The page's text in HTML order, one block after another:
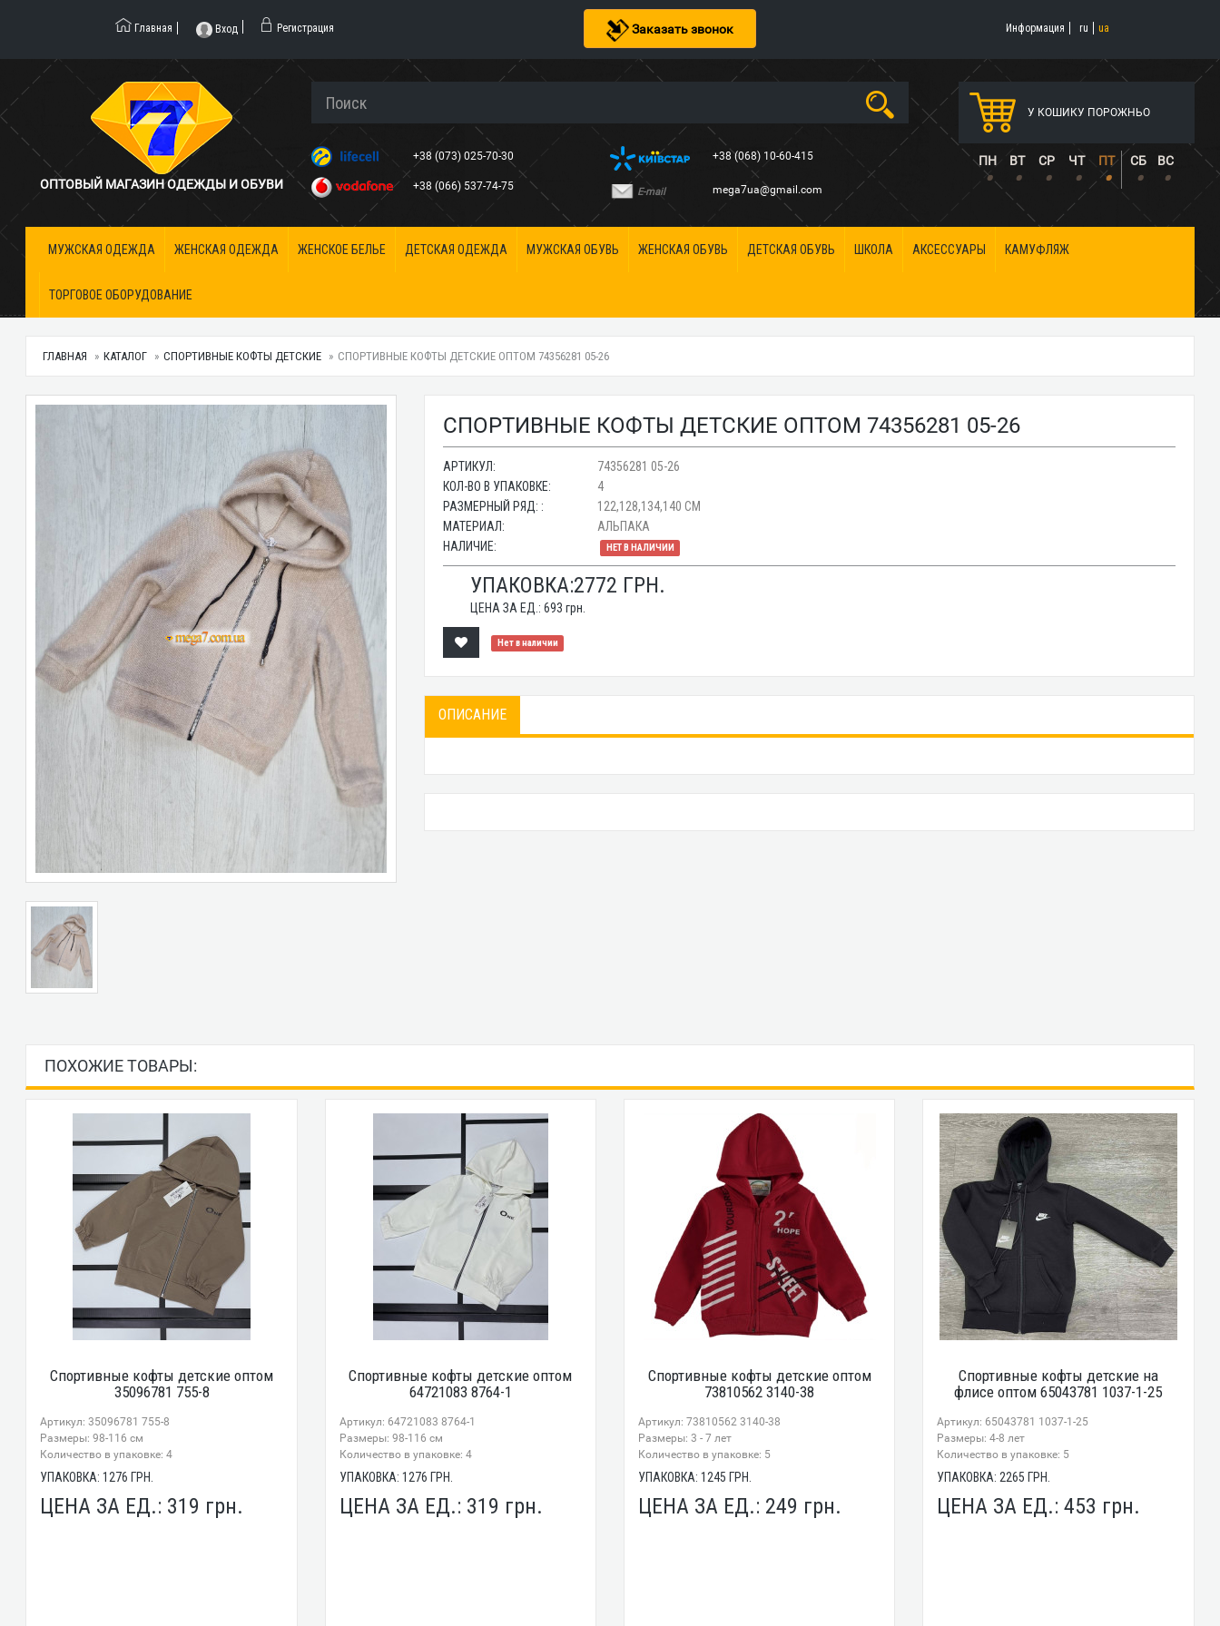
Заказать звонок
Главная Вход Регистрация Информация ru ua
ОПТОВЫЙ МАГАЗИН ОДЕЖДЫ И ОБУВИ
+38 (073) 025-70-30
+38 (066) 537-74-75
+38 (068) 10-60-415
E-mail mega7ua@gmail.com
У КОШИКУ ПОРОЖНЬО
ПН ВТ СР ЧТ ПТ СБ ВС
• • • • • • •
МУЖСКАЯ ОДЕЖДА ЖЕНСКАЯ ОДЕЖДА ЖЕНСКОЕ БЕЛЬЕ ДЕТСКАЯ ОДЕЖДА МУЖСКАЯ ОБУВЬ ЖЕНСКАЯ ОБУВЬ ДЕТСКАЯ ОБУВЬ ШКОЛА АКСЕССУАРЫ КАМУФЛЯЖ
ТОРГОВОЕ ОБОРУДОВАНИЕ
ГЛАВНАЯ КАТАЛОГ СПОРТИВНЫЕ КОФТЫ ДЕТСКИЕ СПОРТИВНЫЕ КОФТЫ ДЕТСКИЕ ОПТОМ 74356281 05-26
СПОРТИВНЫЕ КОФТЫ ДЕТСКИЕ ОПТОМ 74356281 05-26
АРТИКУЛ:
74356281 05-26
КОЛ-ВО В УПАКОВКЕ:
4
РАЗМЕРНЫЙ РЯД: :
122,128,134,140 СМ
МАТЕРИАЛ:
АЛЬПАКА
НАЛИЧИЕ:
НЕТ В НАЛИЧИИ
УПАКОВКА:2772 ГРН.
ЦЕНА ЗА ЕД.:693 грн.
Нет в наличии
ОПИСАНИЕ
ПОХОЖИЕ ТОВАРЫ:
Спортивные кофты детские оптом
35096781 755-8
Артикул: 35096781 755-8
Размеры: 98-116 см
Количество в упаковке: 4
УПАКОВКА:1276 ГРН.
ЦЕНА ЗА ЕД.: 319 грн.
Спортивные кофты детские оптом
64721083 8764-1
Артикул: 64721083 8764-1
Размеры: 98-116 см
Количество в упаковке: 4
УПАКОВКА: 1276 ГРН.
ЦЕНА ЗА ЕД.: 319 грн.
Спортивные кофты детские оптом
73810562 3140-38
Артикул: 73810562 3140-38
Размеры: 3 - 7 лет
Количество в упаковке: 5
УПАКОВКА: 1245 ГРН.
ЦЕНА ЗА ЕД.: 249 грн.
Спортивные кофты детские на
флисе оптом 65043781 1037-1-25
Артикул: 65043781 1037-1-25
Размеры: 4-8 лет
Количество в упаковке: 5
УПАКОВКА:2265 ГРН.
ЦЕНА ЗА ЕД.:453 грн.